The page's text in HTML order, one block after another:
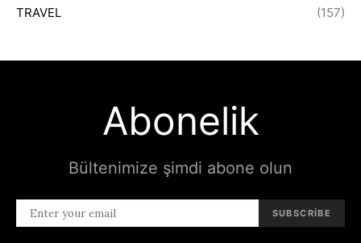
TRAVEL (157)
Abonelik
Bültenimize şimdi abone olun
SUBSCRIBE